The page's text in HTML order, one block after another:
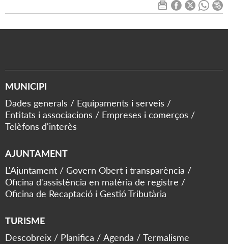
MUNICIPI
Dades generals
Equipaments i serveis
Entitats i associacions
Empreses i comerços
Telèfons d'interès
AJUNTAMENT
L'Ajuntament
Govern Obert i transparència
Oficina d'assistència en matèria de registre
Oficina de Recaptació i Gestió Tributària
TURISME
Descobreix
Planifica Agenda Termalisme